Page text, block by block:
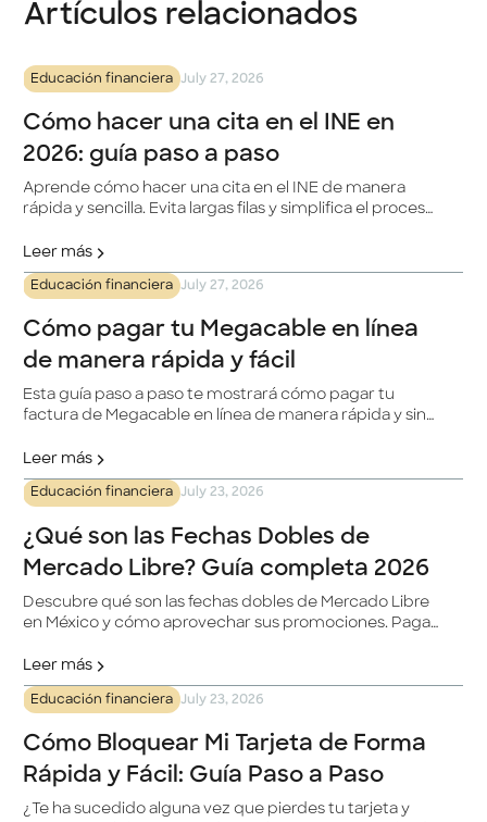
Artículos relacionados
Educación financiera July 27, 2026
Cómo hacer una cita en el INE en
2026: guía paso a paso
Aprende cómo hacer una cita en el INE de manera
rápida y sencilla. Evita largas filas y simplifica el proceso
Leer más
Educación financiera July 27, 2026
Cómo pagar tu Megacable en línea
de manera rápida y fácil
Esta guía paso a paso te mostrará cómo pagar tu
factura de Megacable en línea de manera rápida y sin
compañía de telecomunicaciones en México, y con la
plataforma en línea, podrás gestionar tus pagos de
manera eficiente desde tu hogar.
Leer más
Educación financiera July 23, 2026
¿Qué son las Fechas Dobles de
Mercado Libre? Guía completa 2026
Descubre qué son las fechas dobles de Mercado Libre
en México y cómo aprovechar sus promociones. Paga
beneficio adicional.
Leer más
Educación financiera July 23, 2026
Cómo Bloquear Mi Tarjeta de Forma
Rápida y Fácil: Guía Paso a Paso
¿Te ha sucedido alguna vez que pierdes tu tarjeta y